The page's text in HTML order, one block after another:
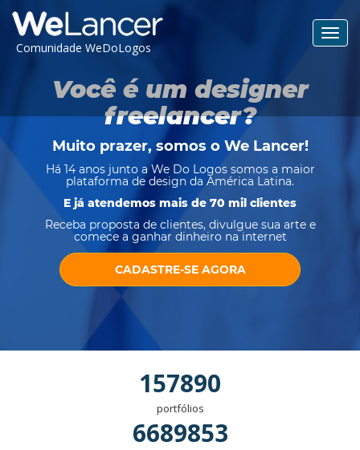
Comunidade WeDoLogos
Você é um designer
freelancer?
Muito prazer, somos o We Lancer!
Há 14 anos junto a We Do Logos somos a maior
plataforma de design da América Latina.
E já atendemos mais de 70 mil clientes
Receba proposta de clientes, divulgue sua arte e
comece a ganhar dinheiro na internet
CADASTRE-SE AGORA
157890
portfólios
6689853